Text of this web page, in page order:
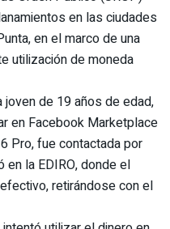
en las ciudades
en el marco de una
utilización de moneda
joven de 19 años de edad,
en Facebook Marketplace
Pro, fue contactada por
la EDIRO, donde el
retirándose con el